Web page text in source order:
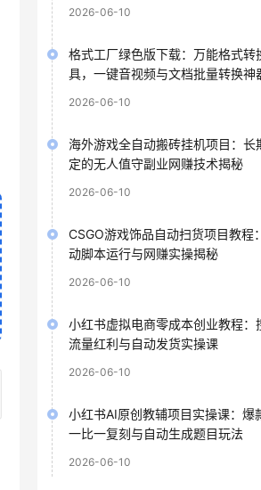
2026-06-10
格式工厂绿色版下载：万能格式转
具，一键音视频与文档批量转换神
2026-06-10
海外游戏全自动搬砖挂机项目：长
定的无人值守副业网赚技术揭秘
2026-06-10
CSGO游戏饰品自动扫货项目教程
动脚本运行与网赚实操揭秘
2026-06-10
小红书虚拟电商零成本创业教程：
流量红利与自动发货实操课
2026-06-10
小红书AI原创教辅项目实操课：爆
一比一复刻与自动生成题目玩法
2026-06-10